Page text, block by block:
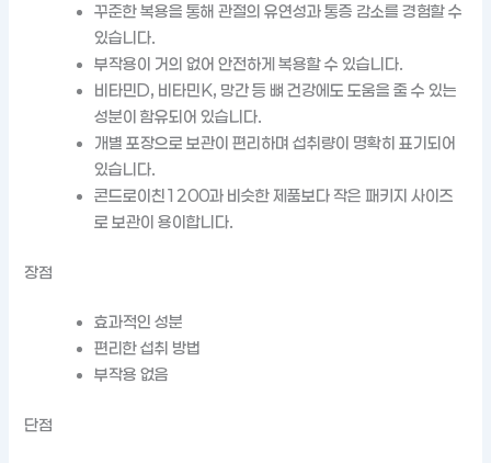
꾸준한 복용을 통해 관절의 유연성과 통증 감소를 경험할 수
있습니다.
부작용이 거의 없어 안전하게 복용할 수 있습니다.
비타민D, 비타민K, 망간 등 뼈 건강에도 도움을 줄 수 있는
성분이 함유되어 있습니다.
개별 포장으로 보관이 편리하며 섭취량이 명확히 표기되어
있습니다.
콘드로이친1200과 비슷한 제품보다 작은 패키지 사이즈
로 보관이 용이합니다.
장점
효과적인 성분
편리한 섭취 방법
부작용 없음
단점